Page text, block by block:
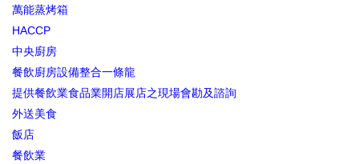
萬能蒸烤箱
HACCP
中央廚房
餐飲廚房設備整合一條龍
提供餐飲業食品業開店展店之現場會勘及諮詢
外送美食
飯店
餐飲業